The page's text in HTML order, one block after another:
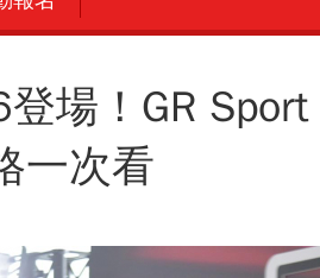
登場！GR Sport
一次看